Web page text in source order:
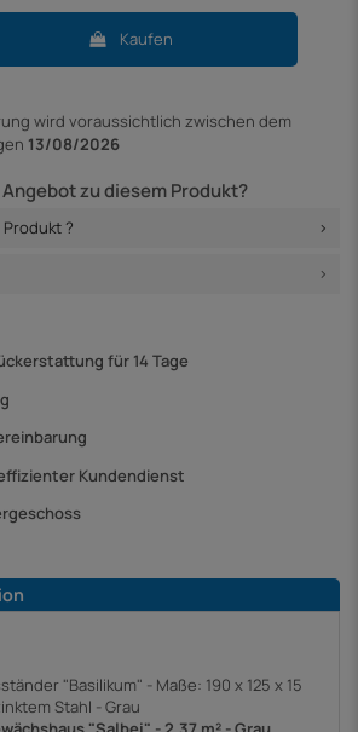
Kaufen
wird voraussichtlich zwischen dem
13/08/2026
zu diesem Produkt?
?
für 14 Tage
Kundendienst
"Basilikum" - Maße: 190 x 125 x 15
Stahl - Grau